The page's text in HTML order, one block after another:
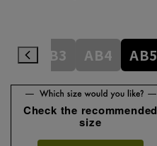
A8 AB3 AB4 AB5
Check the recommended
size